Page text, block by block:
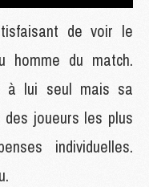
de voir le
homme du match.
à lui seul mais sa
joueurs les plus
individuelles.